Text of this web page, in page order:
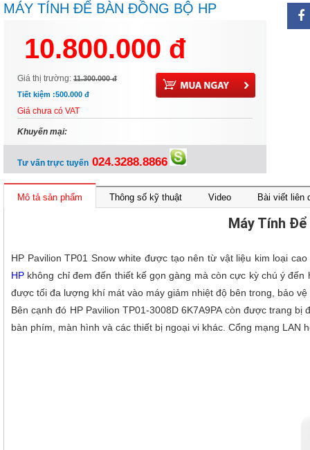
MÁY TÍNH ĐỂ BÀN ĐỒNG BỘ HP
(CORE™ I5-12400 | 8GB | 256GB |
INTEL® UHD | WIN 11)
10.800.000 đ
Giá thị trường: 11.300.000 đ
Tiết kiệm :500.000 đ
Giá chưa có VAT
Khuyến mại:
Tư vấn trực tuyến 024.3288.8866
Mô tả sản phẩm Thông số kỹ thuật Video Bài viết liên
Máy Tính Để
HP Pavilion TP01 Snow white được tạo nên từ vật liệu kim loại
HP không chỉ đem đến thiết kế gọn gàng mà còn cực kỳ chú ý
được tối đa lượng khí mát vào máy giảm nhiệt độ bên trong, bảo vệ
Bên cạnh đó HP Pavilion TP01-3008D 6K7A9PA còn được trang
bàn phím, màn hình và các thiết bị ngoại vi khác. Cổng mạng